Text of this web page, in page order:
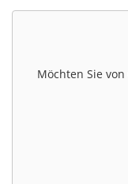
Möchten Sie von